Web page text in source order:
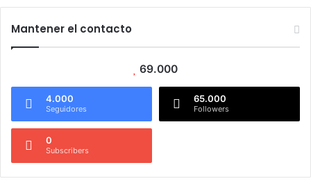
Mantener el contacto
69.000
4.000
Seguidores
65.000
Followers
0
Subscribers